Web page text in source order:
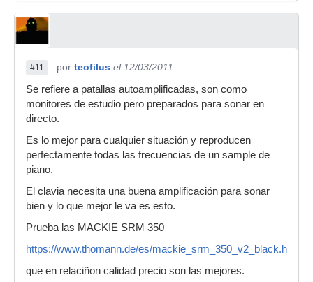
#11 por teofilus el 12/03/2011
Se refiere a patallas autoamplificadas, son como
monitores de estudio pero preparados para sonar en
directo.
Es lo mejor para cualquier situación y reproducen
perfectamente todas las frecuencias de un sample de
piano.
El clavia necesita una buena amplificación para sonar
bien y lo que mejor le va es esto.
Prueba las MACKIE SRM 350
https://www.thomann.de/es/mackie_srm_350_v2_black.htm
que en relaciñon calidad precio son las mejores.